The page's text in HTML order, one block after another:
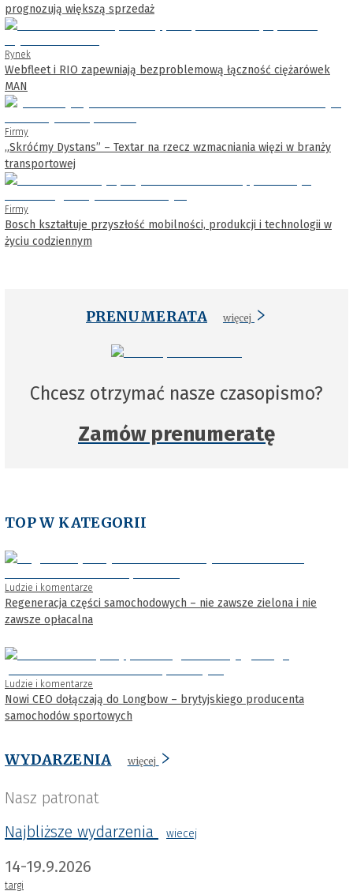
prognozują większą sprzedaż
Rynek
Webfleet i RIO zapewniają bezproblemową łączność ciężarówek
MAN
Firmy
„Skróćmy Dystans” – Textar na rzecz wzmacniania więzi w branży
transportowej
Firmy
Bosch kształtuje przyszłość mobilności, produkcji i technologii w
życiu codziennym
PRENUMERATA więcej
Chcesz otrzymać nasze czasopismo?
Zamów prenumeratę
TOP W KATEGORII
Ludzie i komentarze
Regeneracja części samochodowych – nie zawsze zielona i nie
zawsze opłacalna
Ludzie i komentarze
Nowi CEO dołączają do Longbow – brytyjskiego producenta
samochodów sportowych
WYDARZENIA więcej
Nasz patronat
Najbliższe wydarzenia
wiecej
14-19.9.2026
targi